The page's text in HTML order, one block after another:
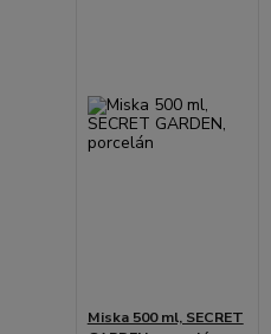
Miska 500 ml, SECRET